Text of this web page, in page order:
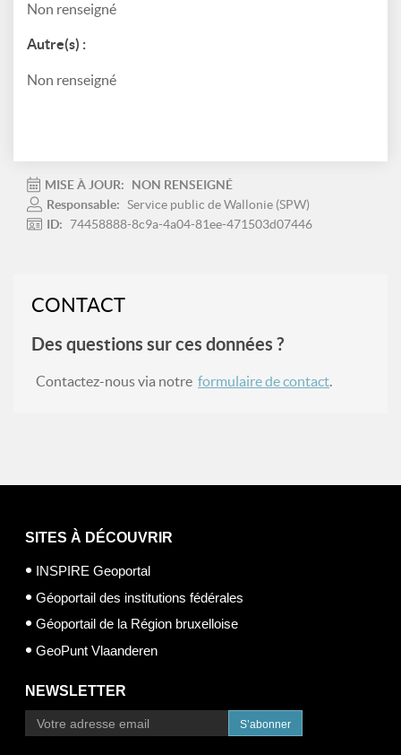
Non renseigné
Autre(s) :
Non renseigné
MISE À JOUR:
NON RENSEIGNÉ
Responsable: Service public de Wallonie (SPW)
ID:
74458888-8c9a-4a04-81ee-471503d07446
CONTACT
Des questions sur ces données ?
Contactez-nous via notre formulaire de contact.
SITES À DÉCOUVRIR
INSPIRE Geoportal
Géoportail des institutions fédérales
Géoportail de la Région bruxelloise
GeoPunt Vlaanderen
NEWSLETTER
S’abonner